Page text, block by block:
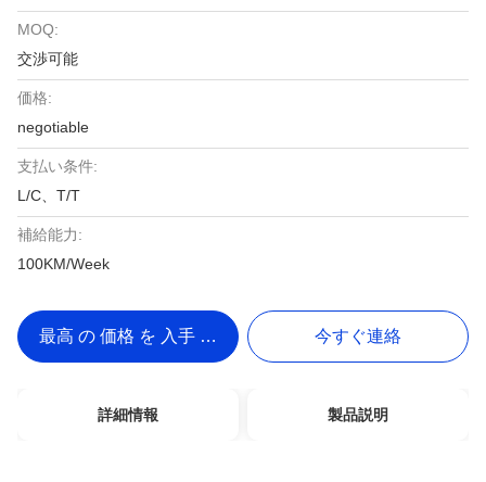
MOQ:
交渉可能
価格:
negotiable
支払い条件:
L/C、T/T
補給能力:
100KM/Week
最高 の 価格 を 入手 する 今すぐ連絡
詳細情報 製品説明